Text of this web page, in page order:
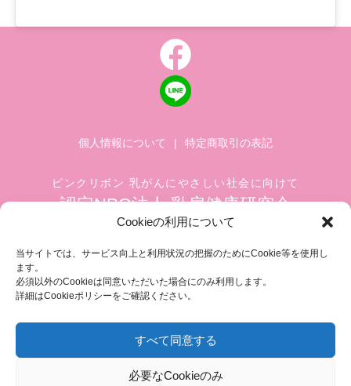
Cookieの利用について
当サイトでは、サービス向上と利用状況の把握のためにCookie等を使用し
ます。
必須以外のCookieは同意いただいた場合にのみ利用します。
詳細はCookieポリシーをご確認ください。
すべて同意する
必要なCookieのみ
個人情報について | 特定商取引の表記
ピンクリボン 乳がんにやさしい社会に向けて
認定NPO法人 乳房健康研究会
築地ホワイトビル 1002
FAX.03-3545-6545
info@breastcare.jp
COPYRIGHT (C) 2019 JAPAN SOCIETY OF BREAST HEALTH, ALL RIGHT RESERVED